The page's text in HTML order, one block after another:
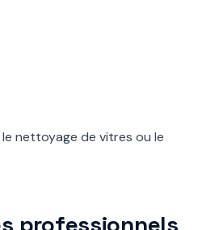
nettoyage de vitres ou le